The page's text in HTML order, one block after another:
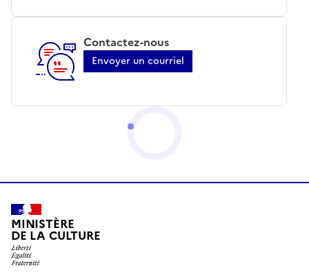
Contactez-nous
Envoyer un courriel
MINISTÈRE
DE LA CULTURE